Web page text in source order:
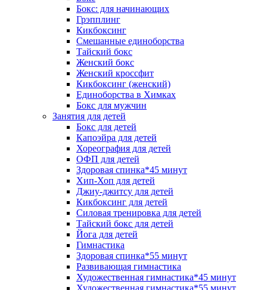
Бокс: для начинающих
Грэпплинг
Кикбоксинг
Смешанные единоборства
Тайский бокс
Женский бокс
Женский кроссфит
Кикбоксинг (женский)
Единоборства в Химках
Бокс для мужчин
Занятия для детей
Бокс для детей
Капоэйра для детей
Хореография для детей
ОФП для детей
Здоровая спинка*45 минут
Хип-Хоп для детей
Джиу-джитсу для детей
Кикбоксинг для детей
Силовая тренировка для детей
Тайский бокс для детей
Йога для детей
Гимнастика
Здоровая спинка*55 минут
Развивающая гимнастика
Художественная гимнастика*45 минут